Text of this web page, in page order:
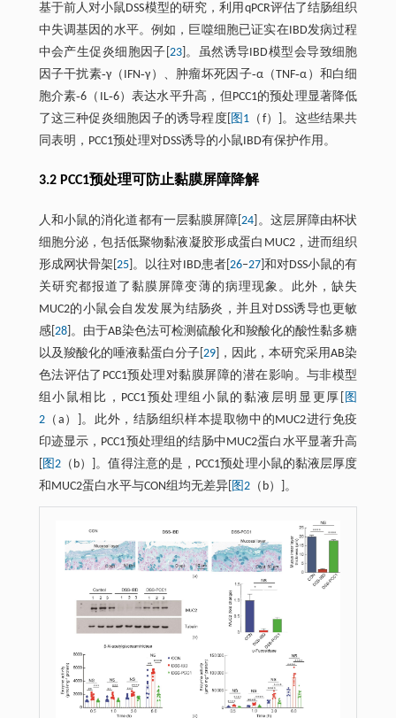
基于前人对小鼠DSS模型的研究，利用qPCR评估了结肠组织
中失调基因的水平。例如，巨噬细胞已证实在IBD发病过程
中会产生促炎细胞因子[ 23]。虽然诱导IBD模型会导致细胞
因子干扰素‐γ（IFN‐γ）、肿瘤坏死因子‐α（TNF‐α）和白细
胞介素‐6（IL‐6）表达水平升高，但PCC1的预处理显著降低
了这三种促炎细胞因子的诱导程度[ 图1 （f）]。这些结果共
同表明，PCC1预处理对DSS诱导的小鼠IBD有保护作用。
3.2 PCC1预处理可防止黏膜屏障降解
人和小鼠的消化道都有一层黏膜屏障[24 ]。这层屏障由杯状
细胞分泌，包括低聚物黏液凝胶形成蛋白MUC2，进而组织
形成网状骨架[25 ]。以往对IBD患者[ 26‒27]和对DSS小鼠的有
关研究都报道了黏膜屏障变薄的病理现象。此外，缺失
MUC2的小鼠会自发发展为结肠炎，并且对DSS诱导也更敏
感[ 28]。由于AB染色法可检测硫酸化和羧酸化的酸性黏多糖
以及羧酸化的唾液黏蛋白分子[29 ]，因此，本研究采用AB染
色法评估了PCC1预处理对黏膜屏障的潜在影响。与非模型
组小鼠相比，PCC1预处理组小鼠的黏液层明显更厚[ 图
2（a）]。此外，结肠组织样本提取物中的MUC2进行免疫
印迹显示，PCC1预处理组的结肠中MUC2蛋白水平显著升高
图2（b）]。值得注意的是，PCC1预处理小鼠的黏液层厚度
和MUC2蛋白水平与CON组均无差异[ 图2（b）]。